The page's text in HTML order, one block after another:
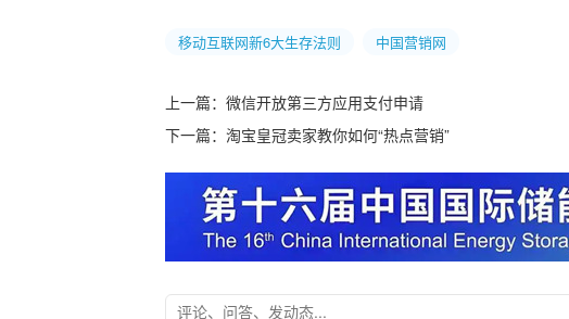
移动互联网新6大生存法则 中国营销网
上一篇： 微信开放第三方应用支付申请
下一篇： 淘宝皇冠卖家教你如何“热点营销”